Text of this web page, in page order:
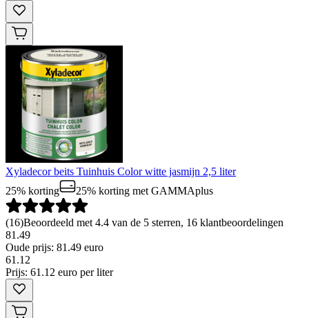
Xyladecor beits Tuinhuis Color witte jasmijn 2,5 liter
25% korting
25% korting met GAMMAplus
(16)Beoordeeld met 4.4 van de 5 sterren, 16 klantbeoordelingen
81.49
Oude prijs: 81.49 euro
61 .12
Prijs: 61.12 euro per liter